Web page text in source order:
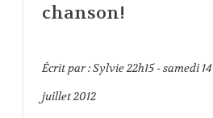
chanson!
Écrit par :Sylvie22h15- samedi 14
juillet 2012